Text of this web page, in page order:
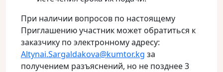
При наличии вопросов по настоящему
Приглашению участник может обратиться к
заказчику по электронному адресу:
Altynai.Sargaldakova@kumtor.kg за
получением разъяснений, но не позднее 3